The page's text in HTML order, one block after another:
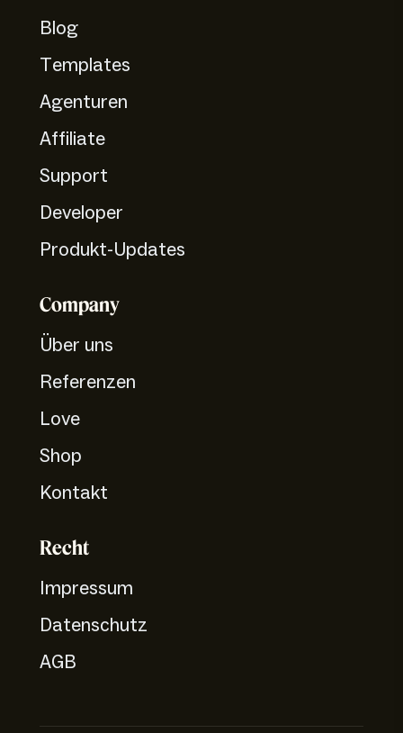
Blog
Templates
Agenturen
Affiliate
Support
Developer
Produkt-Updates
Company
Über uns
Referenzen
Love
Shop
Kontakt
Recht
Impressum
Datenschutz
AGB